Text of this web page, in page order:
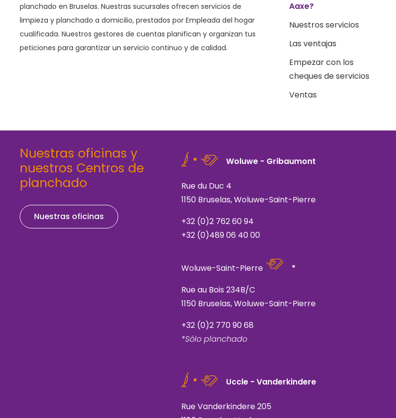
planchado en Bruselas. Nuestras sucursales ofrecen servicios de
limpieza y planchado a domicilio, prestados por Empleada del hogar
cualificada. Nuestros gestores de cuentas planifican y organizan tus
peticiones para garantizar un servicio continuo y de calidad.
Aaxe?
Nuestros servicios
Las ventajas
Empezar con los
cheques de servicios
Ventas
Nuestras oficinas y
nuestros Centros de
planchado
Nuestras oficinas
Woluwe - Gribaumont
Rue du Duc 4
1150 Bruselas, Woluwe-Saint-Pierre
+32 (0)2 762 60 94
+32 (0)489 06 40 00
Woluwe-Saint-Pierre
*
Rue au Bois 234B/C
1150 Bruselas, Woluwe-Saint-Pierre
+32 (0)2 770 90 68
*Sólo planchado
Uccle - Vanderkindere
Rue Vanderkindere 205